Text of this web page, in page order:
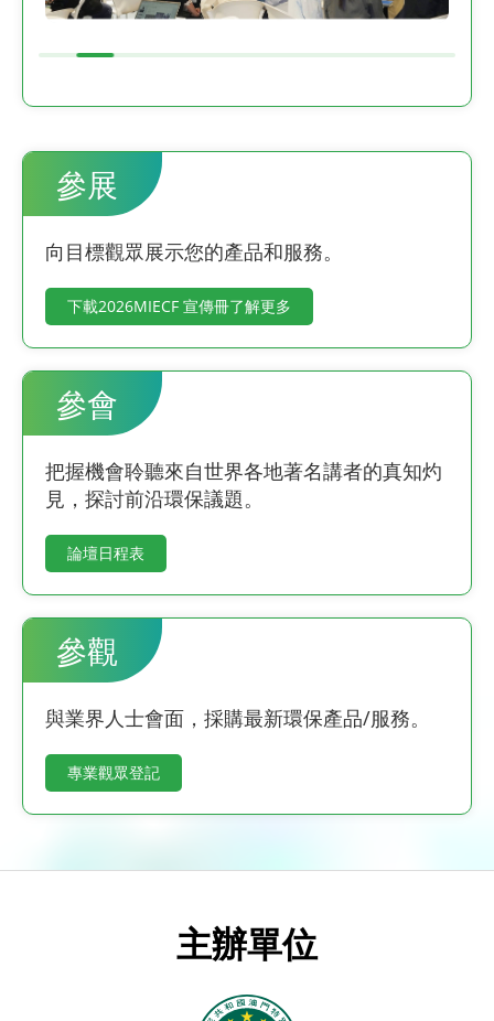
參展
向目標觀眾展示您的產品和服務。
下載2026MIECF 宣傳冊了解更多
參會
把握機會聆聽來自世界各地著名講者的真知灼
見，探討前沿環保議題。
論壇日程表
參觀
與業界人士會面，採購最新環保產品/服務。
專業觀眾登記
主辦單位